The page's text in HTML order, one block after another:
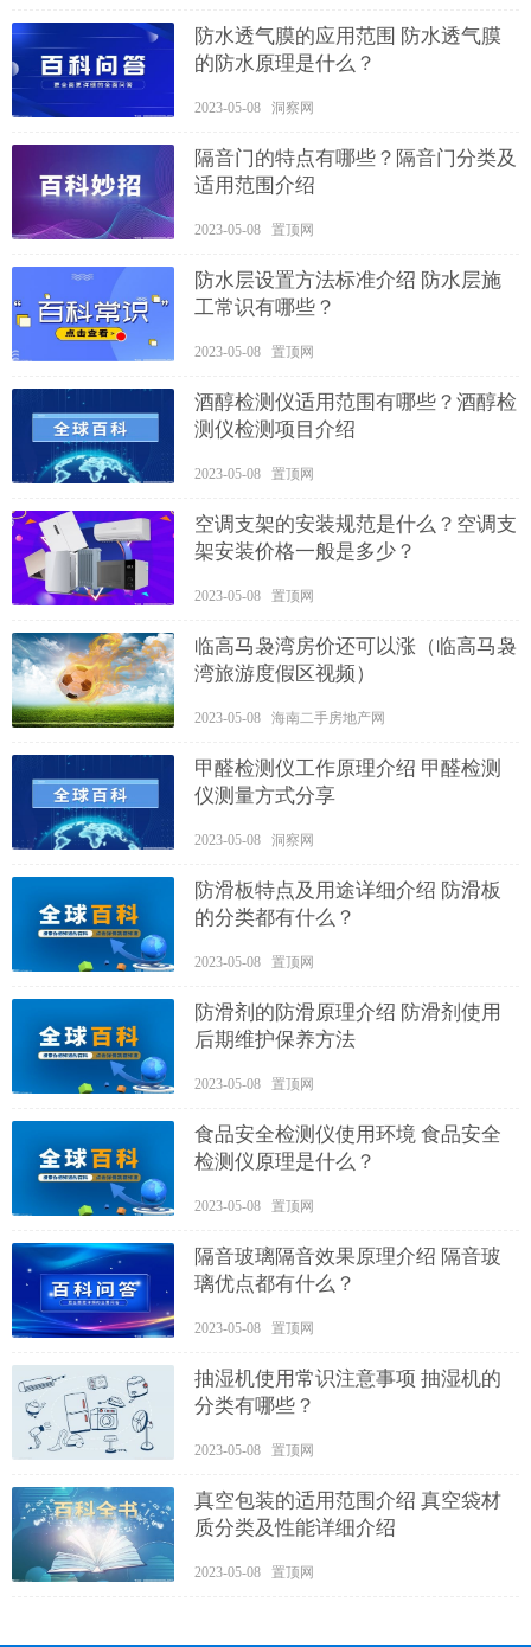
防水透气膜的应用范围 防水透气膜
的防水原理是什么？
2023-05-08 洞察网
隔音门的特点有哪些？隔音门分类及
适用范围介绍
2023-05-08 置顶网
防水层设置方法标准介绍 防水层施
工常识有哪些？
2023-05-08 置顶网
酒醇检测仪适用范围有哪些？酒醇检
测仪检测项目介绍
2023-05-08 置顶网
空调支架的安装规范是什么？空调支
架安装价格一般是多少？
2023-05-08 置顶网
临高马袅湾房价还可以涨（临高马袅
湾旅游度假区视频）
2023-05-08 海南二手房地产网
甲醛检测仪工作原理介绍 甲醛检测
仪测量方式分享
2023-05-08 洞察网
防滑板特点及用途详细介绍 防滑板
的分类都有什么？
2023-05-08 置顶网
防滑剂的防滑原理介绍 防滑剂使用
后期维护保养方法
2023-05-08 置顶网
食品安全检测仪使用环境 食品安全
检测仪原理是什么？
2023-05-08 置顶网
隔音玻璃隔音效果原理介绍 隔音玻
璃优点都有什么？
2023-05-08 置顶网
抽湿机使用常识注意事项 抽湿机的
分类有哪些？
2023-05-08 置顶网
真空包装的适用范围介绍 真空袋材
质分类及性能详细介绍
2023-05-08 置顶网